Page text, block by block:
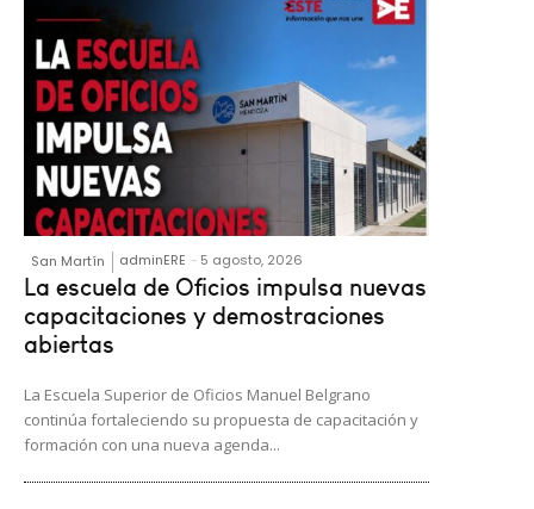
San Martín adminERE - 5 agosto, 2026
La escuela de Oficios impulsa nuevas
capacitaciones y demostraciones
abiertas
La Escuela Superior de Oficios Manuel Belgrano
continúa fortaleciendo su propuesta de capacitación y
formación con una nueva agenda...